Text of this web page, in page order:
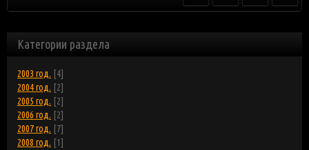
Категории раздела
2003 год. [4]
2004 год. [2]
2005 год. [2]
2006 год. [2]
2007 год. [7]
2008 год. [1]